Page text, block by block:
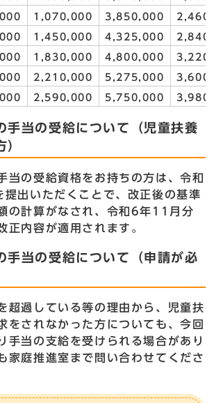
1,070,000 3,850,000
1,450,000 4,325,000
1,830,000 4,800,000
2,210,000 5,275,000
2,590,000 5,750,000
当の受給について（児童扶養
）
の受給資格をお持ちの方は、令和
出いただくことで、改正後の基準
の計算がなされ、令和6年11月分
正内容が適用されます。
当の受給について（申請が必
超過している等の理由から、児童扶
をされなかった方についても、今回
手当の支給を受けられる場合があり
家庭推進室まで問い合わせてくださ